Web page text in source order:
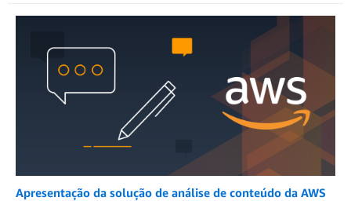
Apresentação da solução de análise de conteúdo da AWS